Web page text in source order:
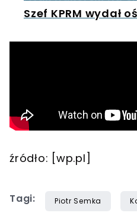
Szef KPRM wydał
źródło: [wp.pl]
Tagi: Piotr Semka